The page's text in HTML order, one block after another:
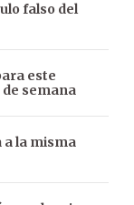
falso del
este
semana
a la misma